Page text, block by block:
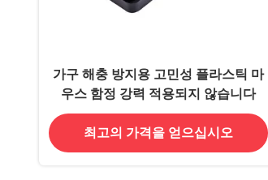
가구 해충 방지용 고민성 플라스틱 마
우스 함정 강력 적용되지 않습니다
최고의 가격을 얻으십시오